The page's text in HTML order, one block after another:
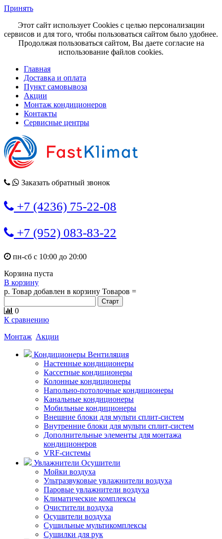
Принять
Этот сайт использует Cookies с целью персонализации
сервисов и для того, чтобы пользоваться сайтом было удобнее.
Продолжая пользоваться сайтом, Вы даете согласие на
использование файлов cookies.
Главная
Доставка и оплата
Пункт самовывоза
Акции
Монтаж кондиционеров
Контакты
Сервисные центры
Заказать обратный звонок
+7 (4236) 75-22-08
+7 (952) 083-83-22
пн-сб с 10:00 до 20:00
Корзина пуста
В корзину
р. Товар добавлен в корзину Товаров =
0
К сравнению
Монтаж Акции
Кондиционеры Вентиляция
Настенные кондиционеры
Кассетные кондиционеры
Колонные кондиционеры
Напольно-потолочные кондиционеры
Канальные кондиционеры
Мобильные кондиционеры
Внешние блоки для мульти сплит-систем
Внутренние блоки для мульти сплит-систем
Дополнительные элементы для монтажа
кондиционеров
VRF-системы
Увлажнители Осушители
Мойки воздуха
Ультразвуковые увлажнители воздуха
Паровые увлажнители воздуха
Климатические комплексы
Очистители воздуха
Осушители воздуха
Сушильные мультикомплексы
Сушилки для рук